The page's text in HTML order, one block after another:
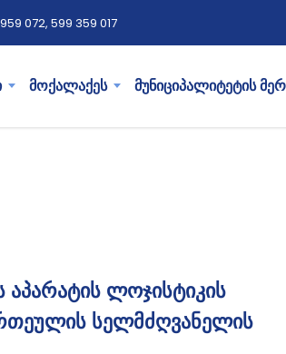
072, 599 359 017
მოქალაქეს მუნიციპალიტეტის
ლოჯისტიკის
სელმძღვანელის